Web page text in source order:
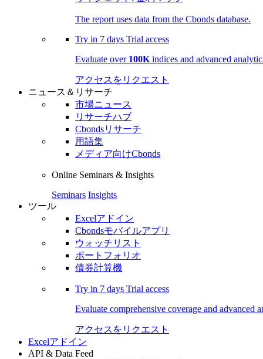
The report uses data from the Cbonds database.
Try in 7 days Trial access
Evaluate over 100K indices and advanced
アクセスをリクエスト
ニュース＆リサーチ
市場ニュース
リサーチハブ
Cbondsリサーチ
用語集
メディア向けCbonds
Online Seminars & Insights
Seminars Insights
ツール
Excelアドイン
Cbondsモバイルアプリ
ウォッチリスト
ポートフォリオ
債券計算機
Try in 7 days Trial access
Evaluate comprehensive coverage and advanced
アクセスをリクエスト
Excelアドイン
API & Data Feed